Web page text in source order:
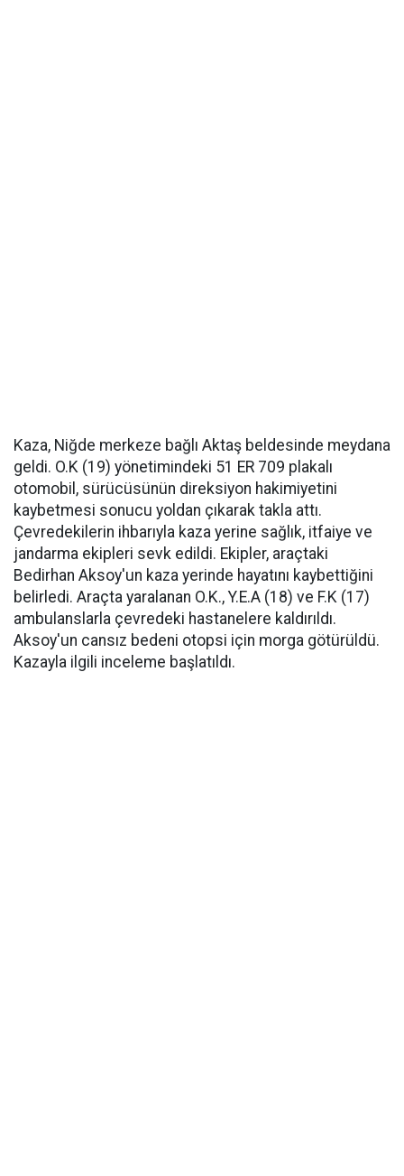
Kaza, Niğde merkeze bağlı Aktaş beldesinde meydana
geldi. O.K (19) yönetimindeki 51 ER 709 plakalı
otomobil, sürücüsünün direksiyon hakimiyetini
kaybetmesi sonucu yoldan çıkarak takla attı.
Çevredekilerin ihbarıyla kaza yerine sağlık, itfaiye ve
jandarma ekipleri sevk edildi. Ekipler, araçtaki
Bedirhan Aksoy'un kaza yerinde hayatını kaybettiğini
belirledi. Araçta yaralanan O.K., Y.E.A (18) ve F.K (17)
ambulanslarla çevredeki hastanelere kaldırıldı.
Aksoy'un cansız bedeni otopsi için morga götürüldü.
Kazayla ilgili inceleme başlatıldı.